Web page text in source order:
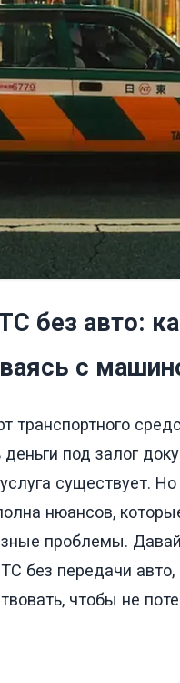
без авто:
с
транспортного
под залог
существует.
нюансов,
проблемы.
без передачи
чтобы не